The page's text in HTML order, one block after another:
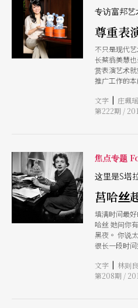
专访富邦
尊重表
不只是现代
长蔡翁美慧
赏表演艺术
推广工作的
者，而这份
仪做起，而
文字 | 庄珮瑶
第222期 /
焦点专题
这里是S塔
莒哈丝
填满时间最
哈丝 她问你
黑夜。 你说
很长一段时
你一定弄错
你。 她说不
文字 | 林则
第208期 /